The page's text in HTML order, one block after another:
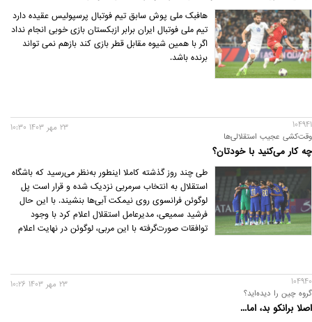
هافبک ملی پوش سابق تیم فوتبال پرسپولیس عقیده دارد
تیم ملی فوتبال ایران برابر ازبکستان بازی خوبی انجام نداد
اگر با همین شیوه مقابل قطر بازی کند بازهم نمی تواند
برنده باشد.
104941
وقت‌کشی عجیب استقلالی‌ها
چه کار می‌کنید با خودتان؟
23 مهر 1403 10:30
طی چند روز گذشته کاملا اینطور به‌نظر می‌رسید که باشگاه
استقلال به انتخاب سرمربی نزدیک شده و قرار است پل
لوگوئن فرانسوی روی نیمکت آبی‌ها بنشیند. با این حال
فرشید سمیعی، مدیرعامل استقلال اعلام کرد با وجود
توافقات صورت‌گرفته با این مربی، لوگوئن در نهایت اعلام
104940
گروه چین را دیده‌اید؟
اصلا برانکو بد، اما...
23 مهر 1403 10:26